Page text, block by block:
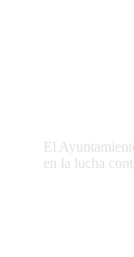
El
en la lucha